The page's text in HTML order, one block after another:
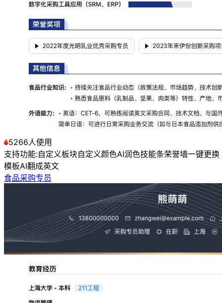
5266人使用
支持功能:自定义板块自定义颜色AI润色技能条荣誉墙一键更换
模板AI翻成英文
食品采购专员